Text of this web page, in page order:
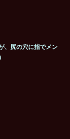
、尻の穴に指でメン